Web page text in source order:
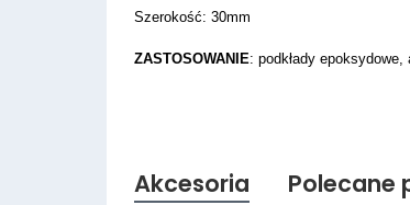
Szerokość: 30mm
ZASTOSOWANIE: podkłady
Akcesoria Polecane